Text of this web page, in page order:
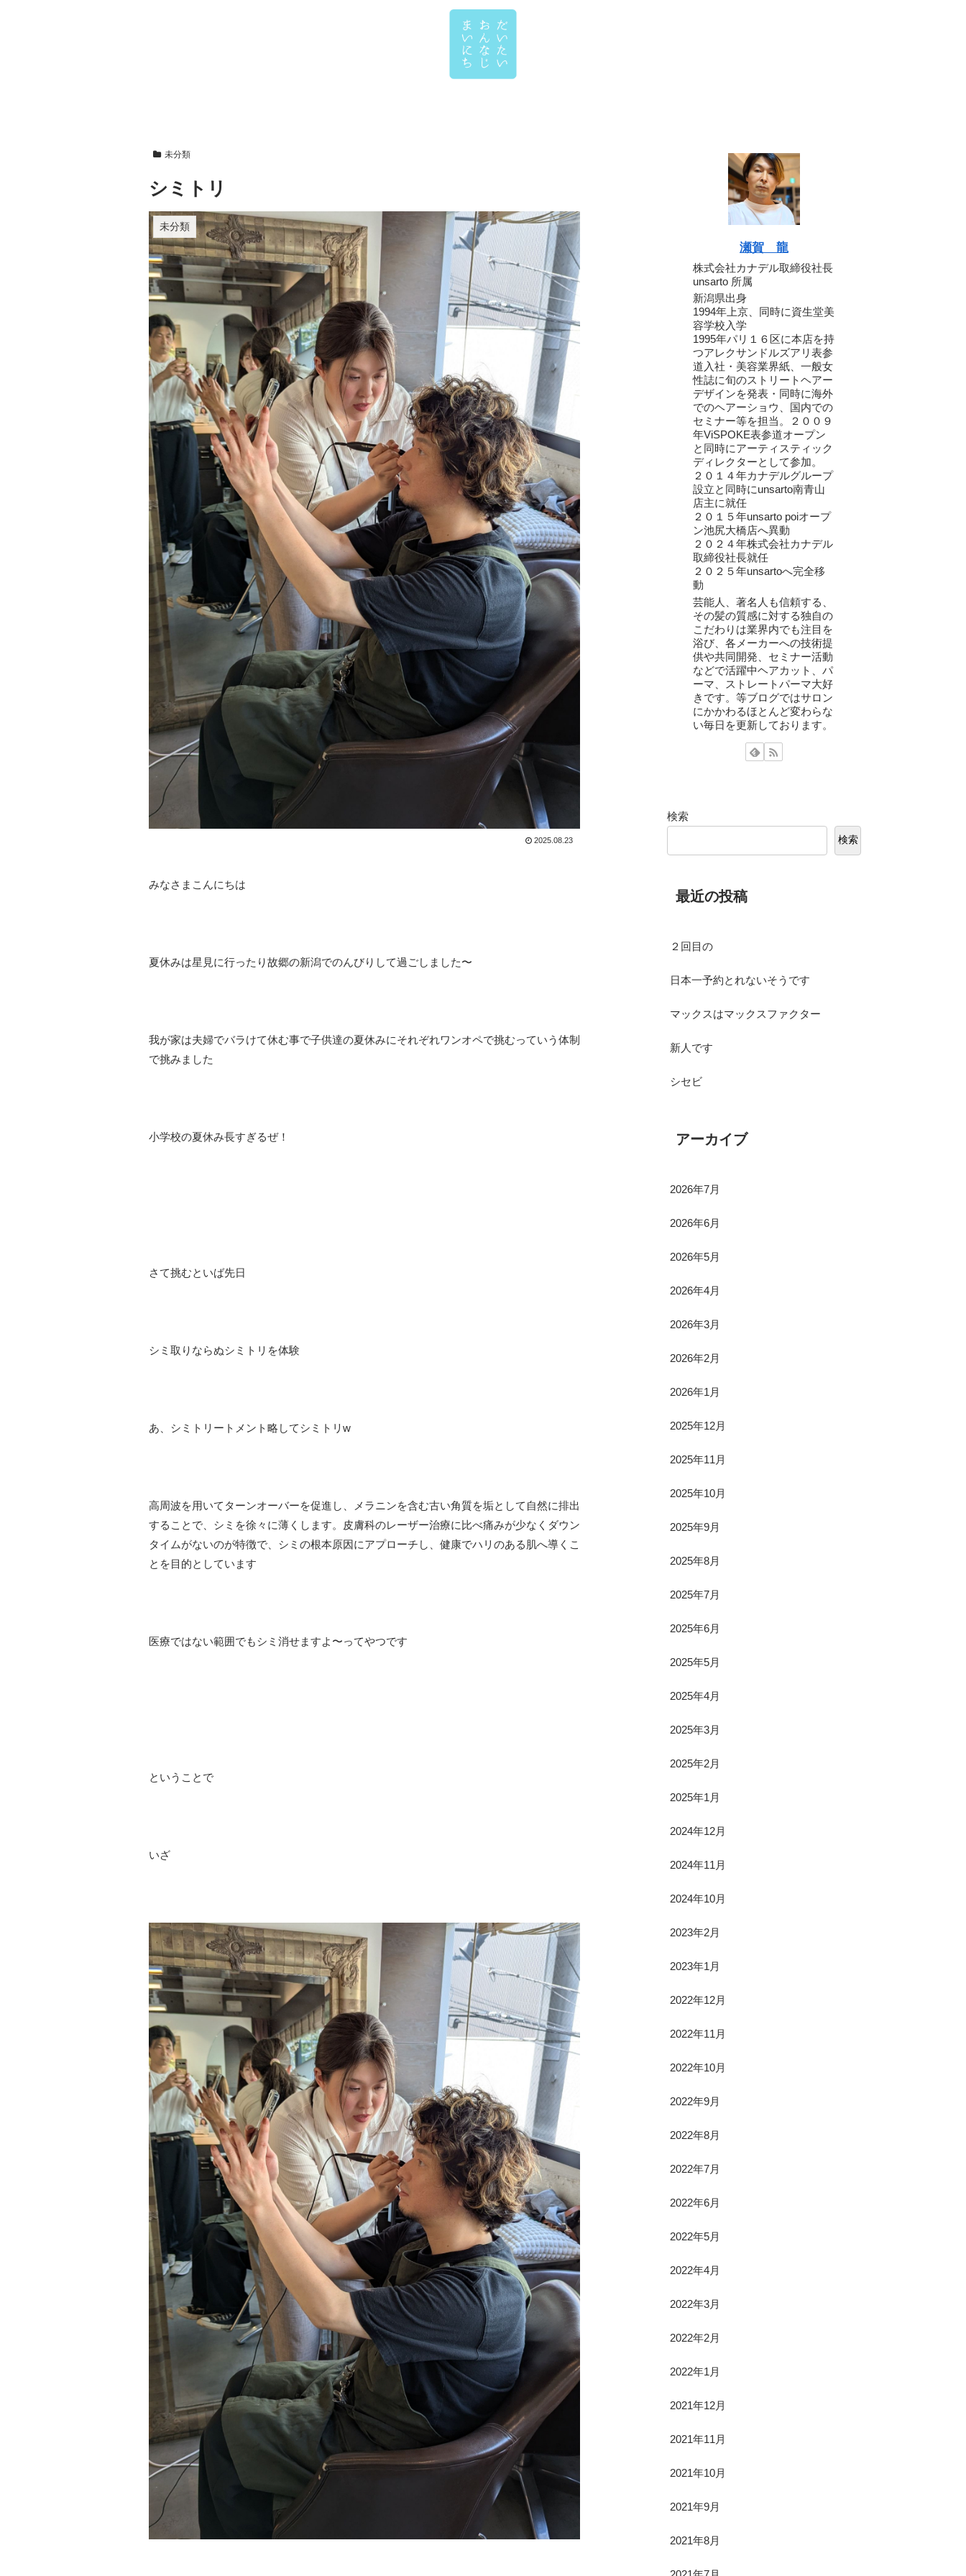
未分類
シミトリ
未分類
2025.08.23
みなさまこんにちは
夏休みは星見に行ったり故郷の新潟でのんびりして過ごしました〜
我が家は夫婦でバラけて休む事で子供達の夏休みにそれぞれワンオペで挑むっていう体制
で挑みました
小学校の夏休み長すぎるぜ！
さて挑むといば先日
シミ取りならぬシミトリを体験
あ、シミトリートメント略してシミトリw
高周波を用いてターンオーバーを促進し、メラニンを含む古い角質を垢として自然に排出
することで、シミを徐々に薄くします。皮膚科のレーザー治療に比べ痛みが少なくダウン
タイムがないのが特徴で、シミの根本原因にアプローチし、健康でハリのある肌へ導くこ
とを目的としています
医療ではない範囲でもシミ消せますよ〜ってやつです
ということで
いざ
瀬賀 龍
株式会社カナデル取締役社長
unsarto 所属
新潟県出身
1994年上京、同時に資生堂美
容学校入学
1995年パリ１６区に本店を持
つアレクサンドルズアリ表参
道入社・美容業界紙、一般女
性誌に旬のストリートヘアー
デザインを発表・同時に海外
でのヘアーショウ、国内での
セミナー等を担当。２００９
年ViSPOKE表参道オープン
と同時にアーティスティック
ディレクターとして参加。
２０１４年カナデルグループ
設立と同時にunsarto南青山
店主に就任
２０１５年unsarto poiオープ
ン池尻大橋店へ異動
２０２４年株式会社カナデル
取締役社長就任
２０２５年unsartoへ完全移
動
芸能人、著名人も信頼する、
その髪の質感に対する独自の
こだわりは業界内でも注目を
浴び、各メーカーへの技術提
供や共同開発、セミナー活動
などで活躍中ヘアカット、パ
ーマ、ストレートパーマ大好
きです。等ブログではサロン
にかかわるほとんど変わらな
い毎日を更新しております。
検索
検索
最近の投稿
２回目の
日本一予約とれないそうです
マックスはマックスファクター
新人です
シセビ
アーカイブ
2026年7月
2026年6月
2026年5月
2026年4月
2026年3月
2026年2月
2026年1月
2025年12月
2025年11月
2025年10月
2025年9月
2025年8月
2025年7月
2025年6月
2025年5月
2025年4月
2025年3月
2025年2月
2025年1月
2024年12月
2024年11月
2024年10月
2023年2月
2023年1月
2022年12月
2022年11月
2022年10月
2022年9月
2022年8月
2022年7月
2022年6月
2022年5月
2022年4月
2022年3月
2022年2月
2022年1月
2021年12月
2021年11月
2021年10月
2021年9月
2021年8月